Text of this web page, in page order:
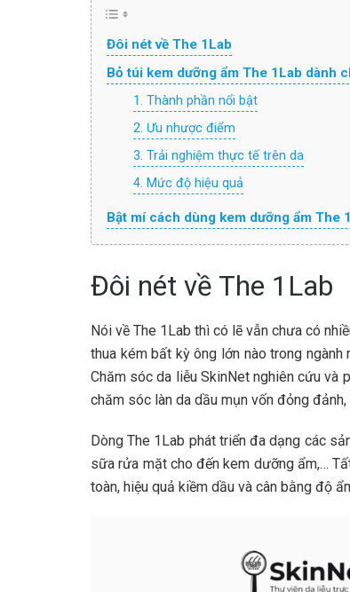
Đôi nét về The 1Lab
Bỏ túi kem dưỡng ẩm The 1Lab dành
1. Thành phần nổi bật
2. Ưu nhược điểm
3. Trải nghiệm thực tế trên da
4. Mức độ hiệu quả
Bật mí cách dùng kem dưỡng ẩm The
Đôi nét về The 1Lab
Nói về The 1Lab thì có lẽ vẫn chưa có
thua kém bất kỳ ông lớn nào trong
Chăm sóc da liễu SkinNet nghiên cứu và
chăm sóc làn da dầu mụn vốn đỏng đảnh,
Dòng The 1Lab phát triển đa dạng các
sữa rửa mặt cho đến kem dưỡng ẩm,…
toàn, hiệu quả kiềm dầu và cân bằng độ